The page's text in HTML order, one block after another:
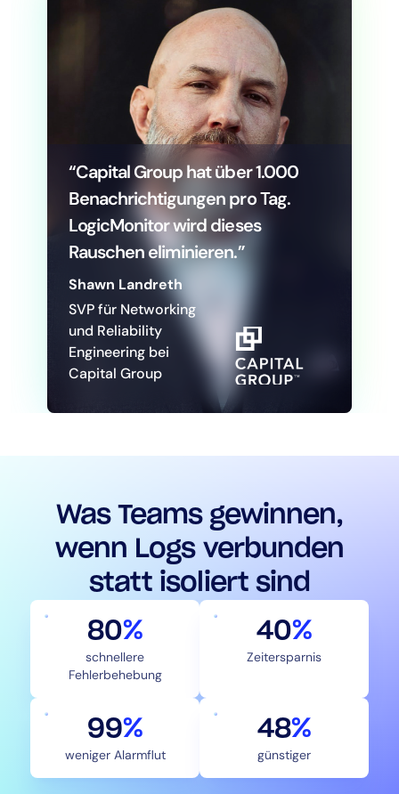
“Capital Group hat über 1.000
Benachrichtigungen pro Tag.
LogicMonitor wird dieses
Rauschen eliminieren.”
Shawn Landreth
SVP für Networking
und Reliability
Engineering bei
Capital Group
Was Teams gewinnen,
wenn Logs verbunden
statt isoliert sind
80%
schnellere
Fehlerbehebung
40%
Zeitersparnis
99%
weniger Alarmflut
50%
günstiger